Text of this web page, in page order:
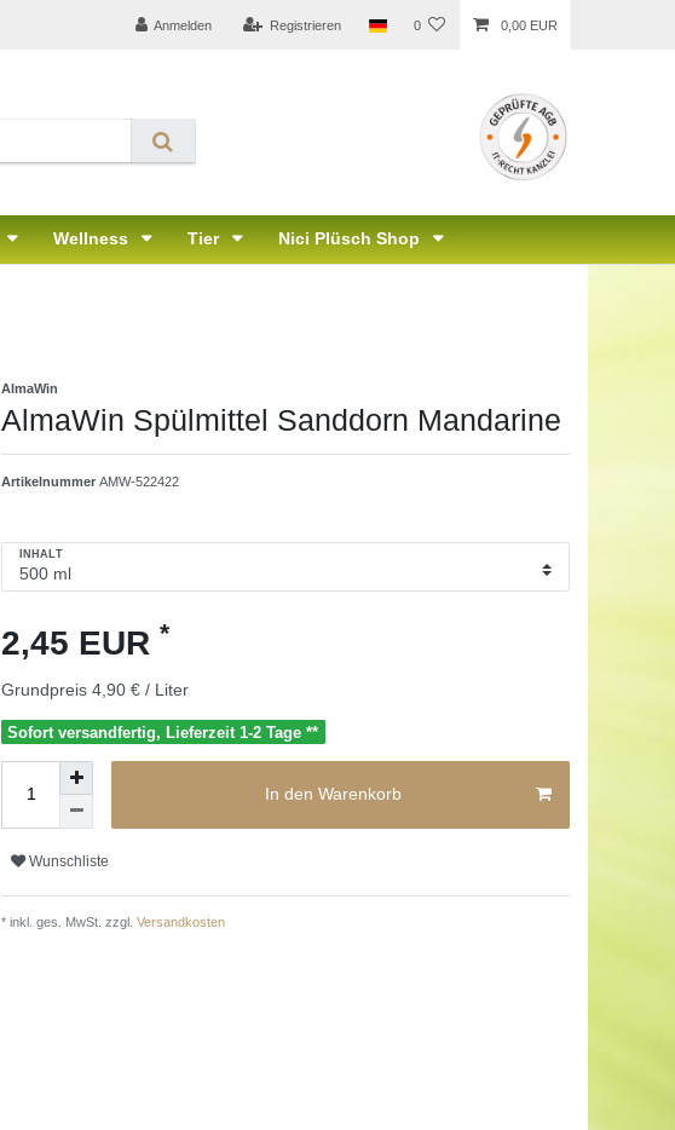
Anmelden Registrieren 0 0,00 EUR
Wellness Tier Nici Plüsch Shop
AlmaWin
AlmaWin Spülmittel Sanddorn Mandarine
Artikelnummer AMW-522422
INHALT
2,45 EUR *
Grundpreis 4,90 € / Liter
Sofort versandfertig, Lieferzeit 1-2 Tage **
In den Warenkorb
Wunschliste
* inkl. ges. MwSt. zzgl. Versandkosten